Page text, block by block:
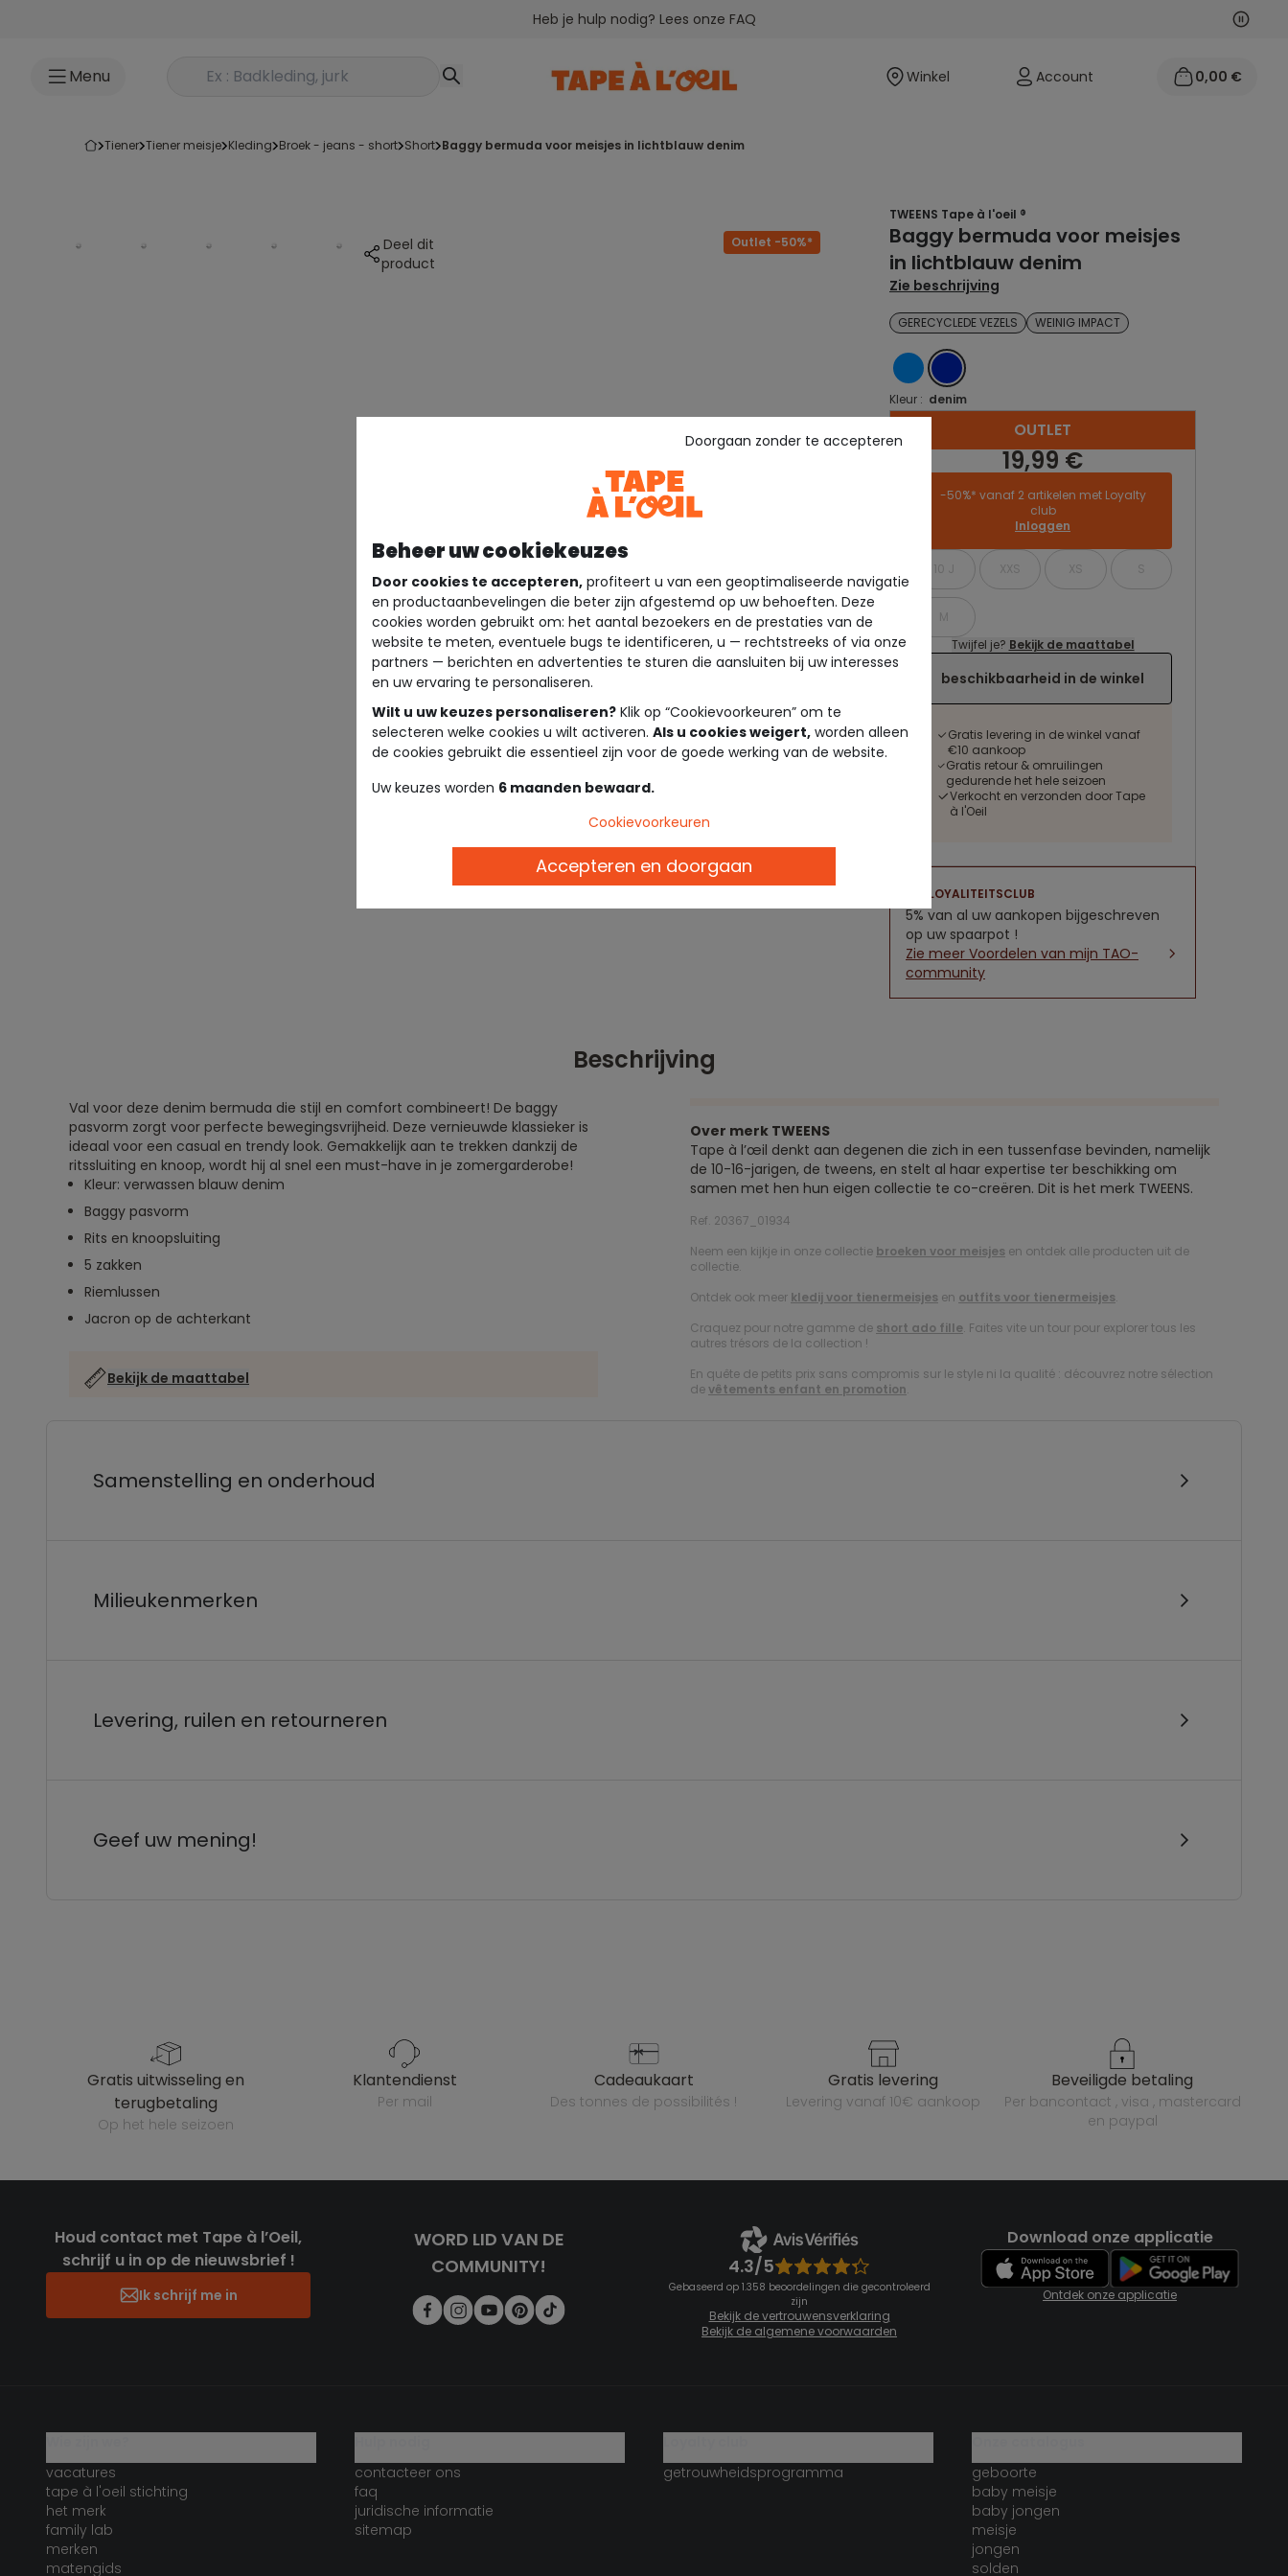
Heb je hulp nodig? Lees onze FAQ Vorige
Menu Rechercher un produit Winkel Account 0,00 €
tiener tiener meisje kleding broek - jeans - short short baggy bermuda voor meisjes in lichtblauw denim
Deel dit
product
Outlet -50%*
TWEENS Tape à l'oeil ®
Baggy bermuda voor meisjes
in lichtblauw denim
Zie beschrijving
GERECYCLEDE VEZELS WEINIG IMPACT
BLAUWDENIM
Kleur : denim
OUTLET
19,99 €
-50%* vanaf 2 artikelen met Loyalty
club
Inloggen
10 J XXS XS S
M
Twijfel je? Bekijk de maattabel
beschikbaarheid in de winkel
Gratis levering in de winkel vanaf
€10 aankoop
Gratis retour & omruilingen
gedurende het hele seizoen
Verkocht en verzonden door Tape
à l'Oeil
LOYALITEITSCLUB
5% van al uw aankopen bijgeschreven
op uw spaarpot !
Zie meer Voordelen van mijn TAO-
community
Beschrijving
Val voor deze denim bermuda die stijl en comfort combineert! De baggy
pasvorm zorgt voor perfecte bewegingsvrijheid. Deze vernieuwde klassieker is
ideaal voor een casual en trendy look. Gemakkelijk aan te trekken dankzij de
ritssluiting en knoop, wordt hij al snel een must-have in je zomergarderobe!
Kleur: verwassen blauw denim
Baggy pasvorm
Rits en knoopsluiting
5 zakken
Riemlussen
Jacron op de achterkant
Bekijk de maattabel
Over merk TWEENS
Tape à l’œil denkt aan degenen die zich in een tussenfase bevinden, namelijk
de 10-16-jarigen, de tweens, en stelt al haar expertise ter beschikking om
samen met hen hun eigen collectie te co-creëren. Dit is het merk TWEENS.
Ref. 20367_01934
Neem een kijkje in onze collectie broeken voor meisjes en ontdek alle producten uit de
collectie.
Ontdek ook meer kledij voor tienermeisjes en outfits voor tienermeisjes.
Craquez pour notre gamme de short ado fille. Faites vite un tour pour explorer tous les
autres trésors de la collection !
En quête de petits prix sans compromis sur le style ni la qualité : découvrez notre sélection
devêtements enfant en promotion.
Samenstelling en onderhoud
Milieukenmerken
Levering, ruilen en retourneren
Geef uw mening!
gratis uitwisseling en
terugbetaling
op het hele seizoen
klantendienst
per mail
cadeaukaart
des tonnes de possibilités !
gratis levering
levering vanaf 10€ aankoop
beveiligde betaling
per bancontact , visa , mastercard
en paypal
Houd contact met Tape à l’Oeil,
schrijf u in op de nieuwsbrief !
Ik schrijf me in
WORD LID VAN DE
COMMUNITY!
4.3/5
Gebaseerd op 1.358 beoordelingen die gecontroleerd
zijn
Bekijk de vertrouwensverklaring
Bekijk de algemene voorwaarden
Download onze applicatie
Ontdek onze applicatie
vacatures
tape à l'oeil stichting
het merk
family lab
merken
matengids
contacteer ons
faq
juridische informatie
sitemap
getrouwheidsprogramma
geboorte
baby meisje
baby jongen
meisje
jongen
solden
Beheer uw cookiekeuzes
Door cookies te accepteren, profiteert u van een geoptimaliseerde navigatie
en productaanbevelingen die beter zijn afgestemd op uw behoeften. Deze
cookies worden gebruikt om: het aantal bezoekers en de prestaties van de
website te meten, eventuele bugs te identificeren, u — rechtstreeks of via onze
partners — berichten en advertenties te sturen die aansluiten bij uw interesses
en uw ervaring te personaliseren.
Wilt u uw keuzes personaliseren? Klik op “Cookievoorkeuren” om te
selecteren welke cookies u wilt activeren. Als u cookies weigert, worden alleen
de cookies gebruikt die essentieel zijn voor de goede werking van de website.
Uw keuzes worden 6 maanden bewaard.
Doorgaan zonder te accepteren
Cookievoorkeuren
Accepteren en doorgaan